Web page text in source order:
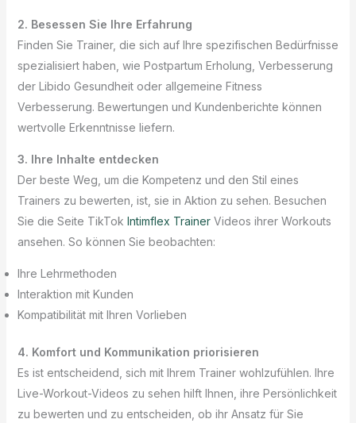
2. Besessen Sie Ihre Erfahrung
Finden Sie Trainer, die sich auf Ihre spezifischen Bedürfnisse
spezialisiert haben, wie Postpartum Erholung, Verbesserung
der Libido Gesundheit oder allgemeine Fitness
Verbesserung. Bewertungen und Kundenberichte können
wertvolle Erkenntnisse liefern.
3. Ihre Inhalte entdecken
Der beste Weg, um die Kompetenz und den Stil eines
Trainers zu bewerten, ist, sie in Aktion zu sehen. Besuchen
Sie die Seite TikTok Intimflex TrainerVideos ihrer Workouts
ansehen. So können Sie beobachten:
Ihre Lehrmethoden
Interaktion mit Kunden
Kompatibilität mit Ihren Vorlieben
4. Komfort und Kommunikation priorisieren
Es ist entscheidend, sich mit Ihrem Trainer wohlzufühlen. Ihre
Live-Workout-Videos zu sehen hilft Ihnen, ihre Persönlichkeit
zu bewerten und zu entscheiden, ob ihr Ansatz für Sie